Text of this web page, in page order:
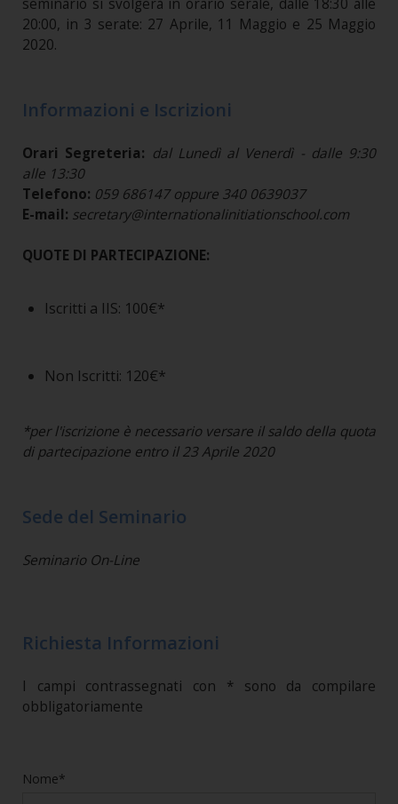
seminario si svolgerà in orario serale, dalle 18:30 alle
20:00, in 3 serate: 27 Aprile, 11 Maggio e 25 Maggio
2020.
Informazioni e Iscrizioni
Orari Segreteria: dal Lunedì al Venerdì - dalle 9:30
alle 13:30
Telefono: 059 686147 oppure 340 0639037
E-mail: secretary@internationalinitiationschool.com
QUOTE DI PARTECIPAZIONE:
Iscritti a IIS: 100€*
Non Iscritti: 120€*
*per l'iscrizione è necessario versare il saldo della quota
di partecipazione entro il 23 Aprile 2020
Sede del Seminario
Seminario On-Line
Richiesta Informazioni
I campi contrassegnati con * sono da compilare
obbligatoriamente
Nome*